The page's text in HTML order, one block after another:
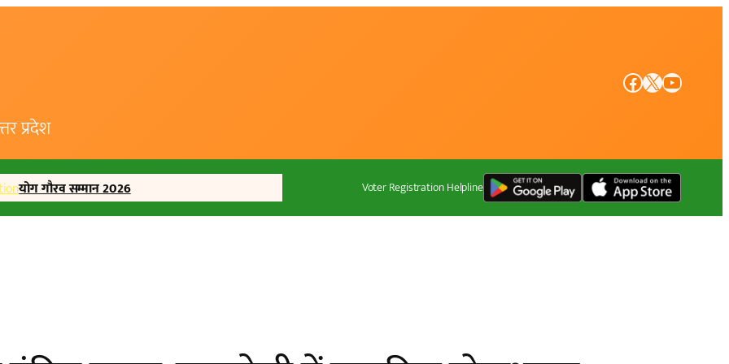
प्रदेश
Facebook X YouTube
योग गौरव सम्मान 2026 Voter Registration Helpline